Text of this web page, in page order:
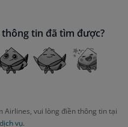
tin đã tìm được?
Airlines, vui lòng điền thông tin tại
vụ.